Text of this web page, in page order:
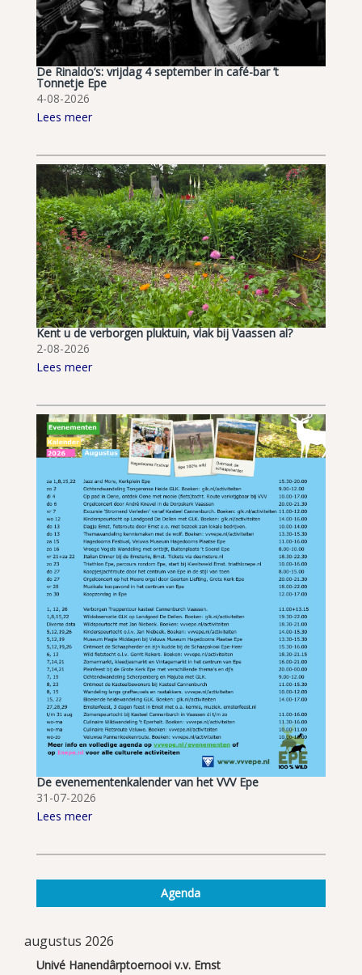
De Rinaldo’s: vrijdag 4 september in café-bar ’t
Tonnetje Epe
4-08-2026
Lees meer
Kent u de verborgen pluktuin, vlak bij Vaassen al?
2-08-2026
Lees meer
De evenementenkalender van het VVV Epe
31-07-2026
Lees meer
Agenda
augustus 2026
Univé Hanendârptoernooi v.v. Emst